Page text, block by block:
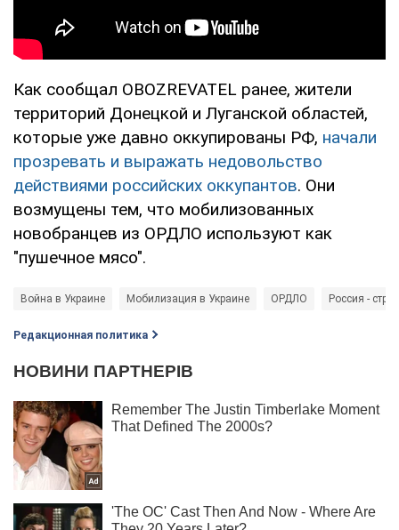
Как сообщал OBOZREVATEL ранее, жители
территорий Донецкой и Луганской областей,
которые уже давно оккупированы РФ, начали
прозревать и выражать недовольство
действиями российских оккупантов. Они
возмущены тем, что мобилизованных
новобранцев из ОРДЛО используют как
"пушечное мясо".
Война в Украине Мобилизация в Украине ОРДЛО Россия -
Редакционная политика